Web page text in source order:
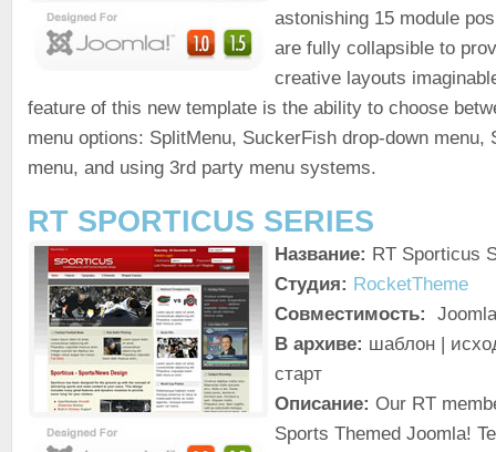
astonishing 15 module
are fully collapsible to
creative layouts
feature of this new template is the ability to choose
menu options: SplitMenu, SuckerFish drop-down menu,
menu, and using 3rd party menu systems.
RT SPORTICUS SERIES
Название: RT Sporticus
Студия: RocketTheme
Совместимость:
В архиве: шаблон |
старт
Описание: Our RT
Sports Themed Joomla!